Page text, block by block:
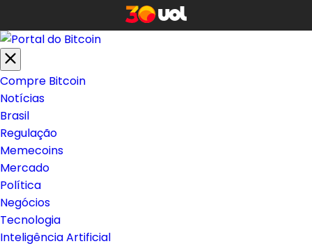
Compre Bitcoin
Notícias
Brasil
Regulação
Memecoins
Mercado
Política
Negócios
Tecnologia
Inteligência Artificial